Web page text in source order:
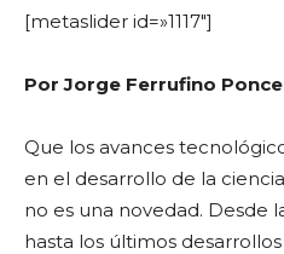
[metaslider id=»1117″]
Por Jorge Ferrufino Ponce
Que los avances
en el desarrollo de la
no es una novedad. Desde
hasta los últimos